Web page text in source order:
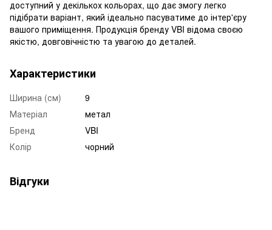
доступний у декількох кольорах, що дає змогу легко
підібрати варіант, який ідеально пасуватиме до інтер'єру
вашого приміщення. Продукція бренду VBI відома своєю
якістю, довговічністю та увагою до деталей.
Характеристики
Ширина (см)
9
Матеріал
метал
Бренд
VBI
Колір
чорний
Відгуки